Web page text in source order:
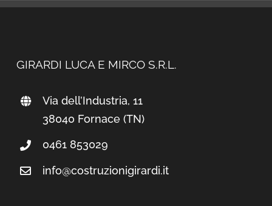
GIRARDI LUCA E MIRCO S.R.L.
Via dell’Industria, 11
38040 Fornace (TN)
0461 853029
info@costruzionigirardi.it